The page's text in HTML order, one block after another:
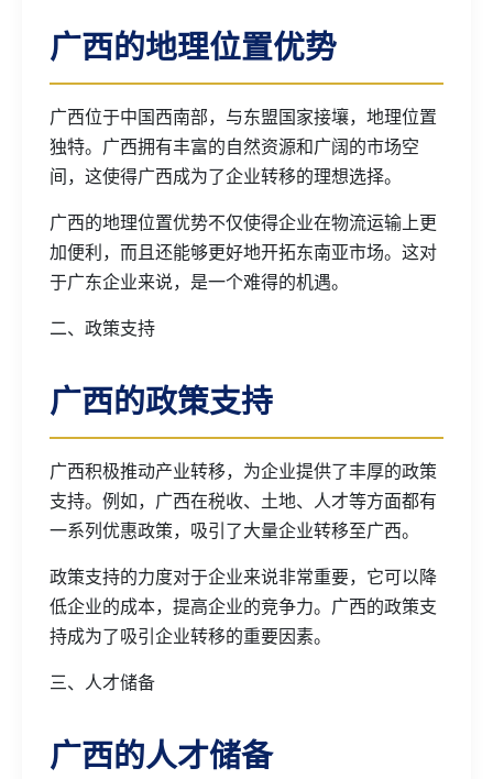
广西的地理位置优势
广西位于中国西南部，与东盟国家接壤，地理位置
独特。广西拥有丰富的自然资源和广阔的市场空
间，这使得广西成为了企业转移的理想选择。
广西的地理位置优势不仅使得企业在物流运输上更
加便利，而且还能够更好地开拓东南亚市场。这对
于广东企业来说，是一个难得的机遇。
二、政策支持
广西的政策支持
广西积极推动产业转移，为企业提供了丰厚的政策
支持。例如，广西在税收、土地、人才等方面都有
一系列优惠政策，吸引了大量企业转移至广西。
政策支持的力度对于企业来说非常重要，它可以降
低企业的成本，提高企业的竞争力。广西的政策支
持成为了吸引企业转移的重要因素。
三、人才储备
广西的人才储备